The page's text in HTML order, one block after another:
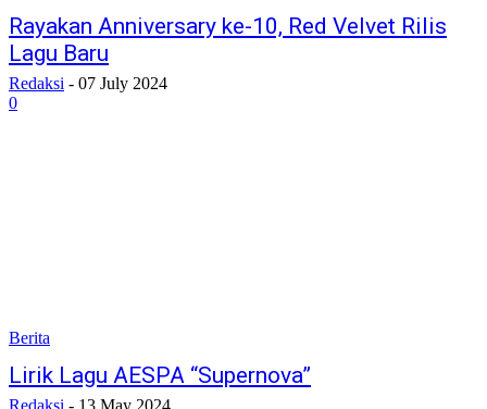
Rayakan Anniversary ke-10, Red Velvet Rilis
Lagu Baru
Redaksi - 07 July 2024
0
Berita
Lirik Lagu AESPA “Supernova”
Redaksi - 13 May 2024